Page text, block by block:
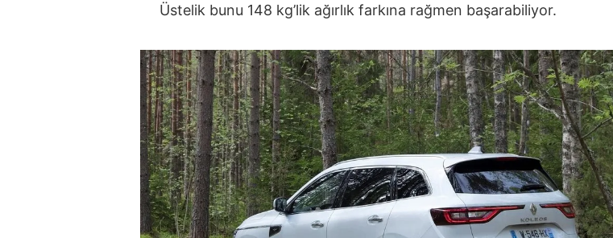
Üstelik bunu 148 kg’lik ağırlık farkına rağmen başarabiliyor.